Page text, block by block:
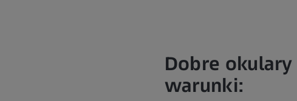
Dobre
warunki: